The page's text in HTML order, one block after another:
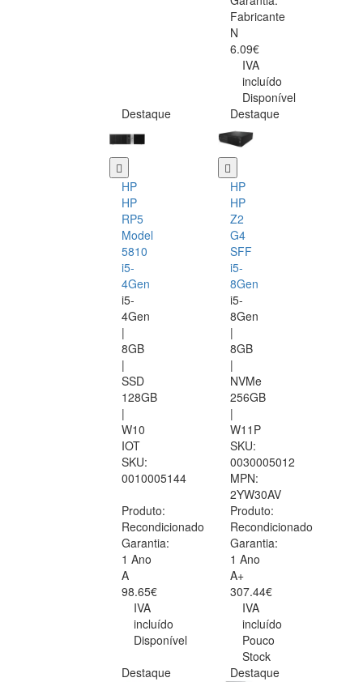
Fabricante
N
6.09€
IVA
incluído
Disponível
Destaque
HP
HP
RP5
Model
5810
i5-
4Gen
i5-
4Gen
|
8GB
|
SSD
128GB
|
W10
IOT
SKU:
0010005144
Produto:
Recondicionado
Garantia:
1 Ano
A
98.65€
IVA
incluído
Disponível
Destaque
HP
HP
Z2
G4
SFF
i5-
8Gen
i5-
8Gen
|
8GB
|
NVMe
256GB
|
W11P
SKU:
0030005012
MPN:
2YW30AV
Produto:
Recondicionado
Garantia:
1 Ano
A+
307.44€
IVA
incluído
Pouco
Stock
Destaque
Destaque